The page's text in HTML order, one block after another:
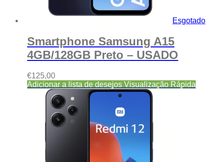
Esgotado
Smartphone Samsung A15
4GB/128GB Preto – USADO
€125,00
Adicionar a lista de desejos Visualização Rápida